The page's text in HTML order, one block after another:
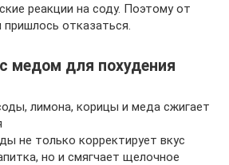
реакции на соду. Поэтому от
отказаться.
медом для похудения
лимона, корицы и меда сжигает
не только корректирует вкус
но и смягчает щелочное